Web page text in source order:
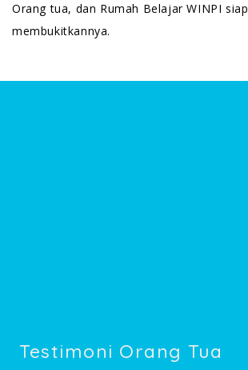
Orang tua, dan Rumah Belajar WINPI siap
membukitkannya.
Testimoni Orang Tua